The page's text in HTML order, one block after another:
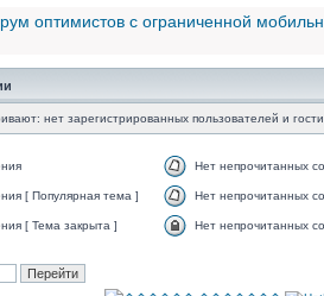
оптимистов с ограниченной
нет зарегистрированных пользователей и
Нет непрочитанных
[ Популярная тема ] Нет непрочитанных
[ Тема закрыта ] Нет непрочитанных